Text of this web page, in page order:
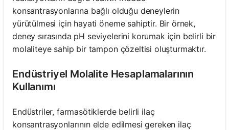
konsantrasyonlarına bağlı olduğu deneylerin
yürütülmesi için hayati öneme sahiptir. Bir örnek,
deney sırasında pH seviyelerini korumak için belirli bir
molaliteye sahip bir tampon çözeltisi oluşturmaktır.
Endüstriyel Molalite Hesaplamalarının
Kullanımı
Endüstriler, farmasötiklerde belirli ilaç
konsantrasyonlarının elde edilmesi gereken ilaç